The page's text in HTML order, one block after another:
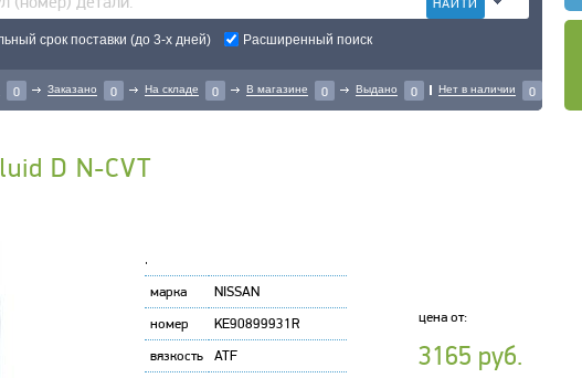
срок поставки (до 3-х дней) Расширенный поиск
0 Заказано 0 На складе 0 В магазине 0 Выдано 0 Нет в наличии 0
D N-CVT
'
марка
NISSAN
номер
KE90899931R
вязкость
ATF
цена от:
3165 руб.